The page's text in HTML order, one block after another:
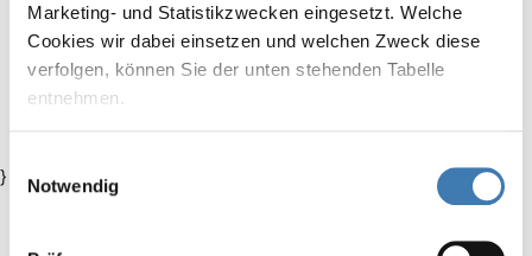
Marketing- und Statistikzwecken eingesetzt. Welche
Cookies wir dabei einsetzen und welchen Zweck diese
verfolgen, können Sie der unten stehenden Tabelle
entnehmen.
erforderliche Cookies gespeichert. Wenn Sie nur einzelne
"Auswahl erlauben" auf Ihre Bedürfnisse anpassen.
Notwendig
2024-04-18 Neue Schaustelle Salzberg
werk Berchtesgaden.pdf
351.84 KB
}
PRESSEKONTAKT